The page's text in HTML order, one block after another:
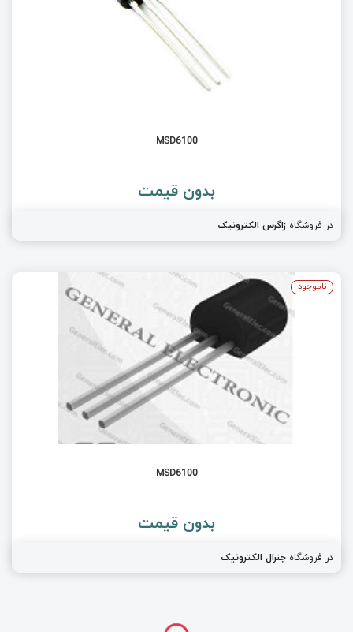
MSD6100
بدون قیمت
در فروشگاه زاگرس الکترونیک
MSD6100
بدون قیمت
در فروشگاه جنرال الکترونیک
ناموجود